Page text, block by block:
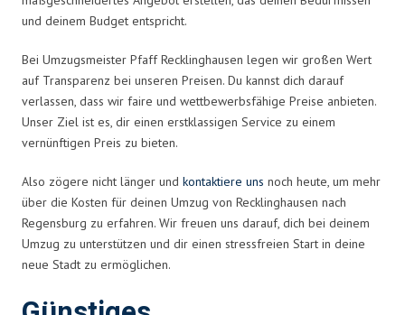
und deinem Budget entspricht.
Bei Umzugsmeister Pfaff Recklinghausen legen wir großen Wert
auf Transparenz bei unseren Preisen. Du kannst dich darauf
verlassen, dass wir faire und wettbewerbsfähige Preise anbieten.
Unser Ziel ist es, dir einen erstklassigen Service zu einem
vernünftigen Preis zu bieten.
Also zögere nicht länger und kontaktiere uns noch heute, um mehr
über die Kosten für deinen Umzug von Recklinghausen nach
Regensburg zu erfahren. Wir freuen uns darauf, dich bei deinem
Umzug zu unterstützen und dir einen stressfreien Start in deine
neue Stadt zu ermöglichen.